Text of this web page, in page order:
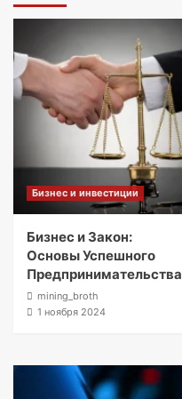
Бизнес и инвестиции
Бизнес и Закон:
Основы Успешного
Предпринимательства
mining_broth
1 ноября 2024